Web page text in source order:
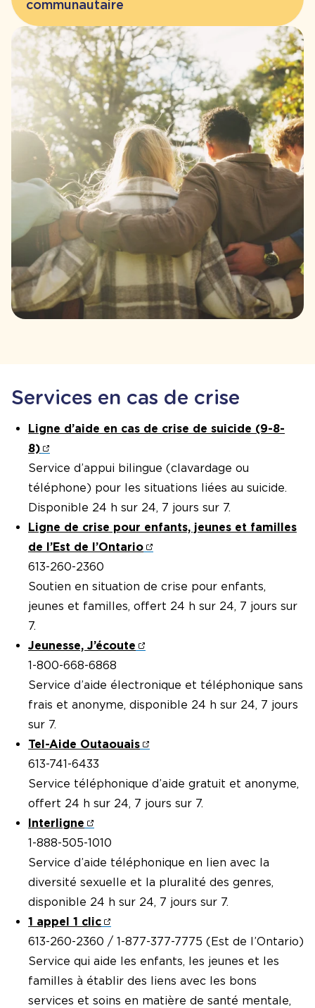
communautaire
Services en cas de crise
Ligne d’aide en cas de crise de suicide (9-8-
8)
Service d’appui bilingue (clavardage ou
téléphone) pour les situations liées au suicide.
Disponible 24 h sur 24, 7 jours sur 7.
Ligne de crise pour enfants, jeunes et familles
de l’Est de l’Ontario
613-260-2360
Soutien en situation de crise pour enfants,
jeunes et familles, offert 24 h sur 24, 7 jours sur
7.
Jeunesse, J’écoute
1-800-668-6868
Service d’aide électronique et téléphonique sans
frais et anonyme, disponible 24 h sur 24, 7 jours
sur 7.
Tel-Aide Outaouais
613-741-6433
Service téléphonique d’aide gratuit et anonyme,
offert 24 h sur 24, 7 jours sur 7.
Interligne
1-888-505-1010
Service d’aide téléphonique en lien avec la
diversité sexuelle et la pluralité des genres,
disponible 24 h sur 24, 7 jours sur 7.
1 appel 1 clic
613-260-2360 / 1-877-377-7775 (Est de l’Ontario)
Service qui aide les enfants, les jeunes et les
familles à établir des liens avec les bons
services et soins en matière de santé mentale,